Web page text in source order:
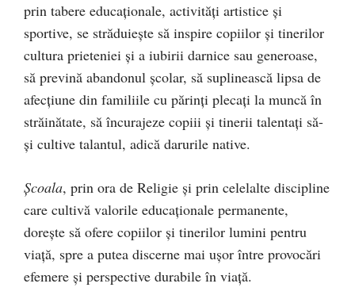
prin tabere educaționale, activităţi artistice şi
sportive, se străduiește să inspire copiilor şi tinerilor
cultura prieteniei şi a iubirii darnice sau generoase,
să prevină abandonul şcolar, să suplinească lipsa de
afecţiune din familiile cu părinţi plecaţi la muncă în
străinătate, să încurajeze copiii şi tinerii talentaţi să-
şi cultive talantul, adică darurile native.
Şcoala, prin ora de Religie şi prin celelalte discipline
care cultivă valorile educaţionale permanente,
doreşte să ofere copiilor şi tinerilor lumini pentru
viaţă, spre a putea discerne mai uşor între provocări
efemere şi perspective durabile în viaţă.